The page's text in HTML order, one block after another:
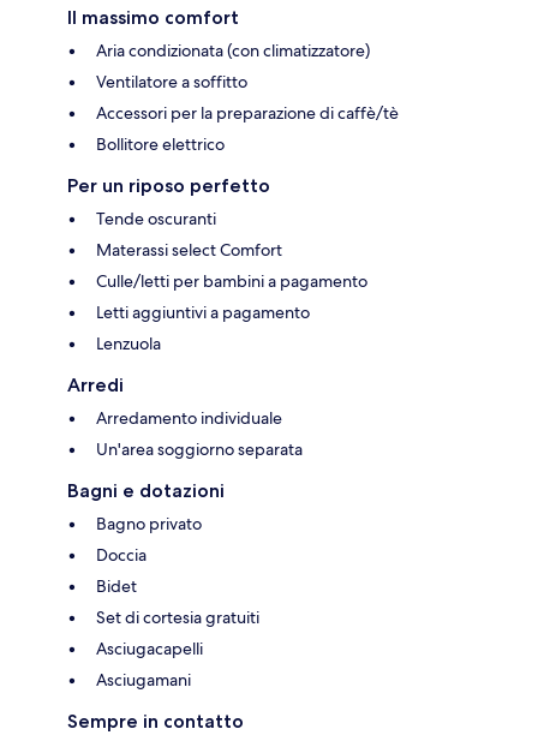
Il massimo comfort
Aria condizionata (con climatizzatore)
Ventilatore a soffitto
Accessori per la preparazione di caffè/tè
Bollitore elettrico
Per un riposo perfetto
Tende oscuranti
Materassi select Comfort
Culle/letti per bambini a pagamento
Letti aggiuntivi a pagamento
Lenzuola
Arredi
Arredamento individuale
Un'area soggiorno separata
Bagni e dotazioni
Bagno privato
Doccia
Bidet
Set di cortesia gratuiti
Asciugacapelli
Asciugamani
Sempre in contatto